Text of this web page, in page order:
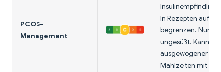
PCOS-
Management
In Rezepten auf 1-2
begrenzen. Nur
ungesüßt. Kann Teil
ausgewogener
Mahlzeiten mit